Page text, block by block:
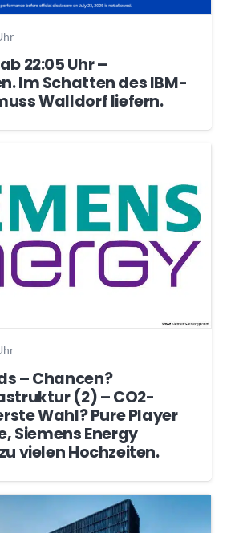
22:05 Uhr –
Im Schatten des IBM-
Walldorf liefern.
– Chancen?
(2) – CO2-
Wahl? Pure Player
Siemens Energy
vielen Hochzeiten.